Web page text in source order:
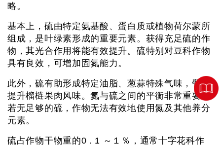
略。
基本上，硫由特定氨基酸、蛋白质或植物荷尔蒙所
组成，是叶绿素形成的重要元素。获得充足硫的作
物，其光合作用将能有效提升。硫特别对豆科作物
具有良效，可增加固氮能力。
此外，硫有助形成特定油脂、葱蒜特殊气味，譬如
提升榴梿果肉风味。氮与硫之间的平衡非常重要，
若无足够的硫，作物无法有效地使用氮及其他养分
元素。
硫占作物干物重的0 . 1 ～１％，通常十字花科作